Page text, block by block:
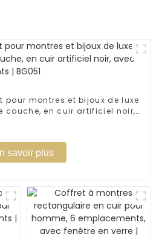
pour montres et bijoux de luxe
couche, en cuir artificiel noir,
savoir plus